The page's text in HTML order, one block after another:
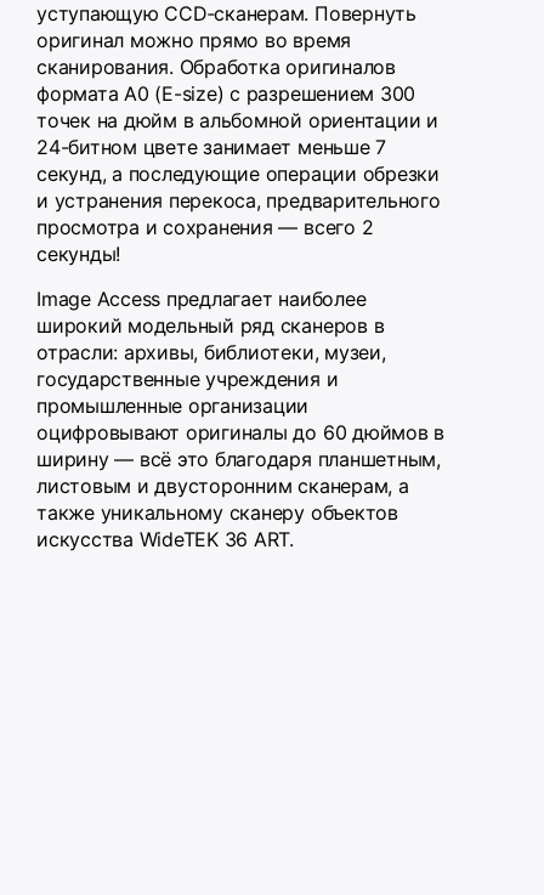
уступающую CCD‑сканерам. Повернуть
оригинал можно прямо во время
сканирования. Обработка оригиналов
формата A0 (E-size) с разрешением 300
точек на дюйм в альбомной ориентации и
24-битном цвете занимает меньше 7
секунд, а последующие операции обрезки
и устранения перекоса, предварительного
просмотра и сохранения — всего 2
секунды!
Image Access предлагает наиболее
широкий модельный ряд сканеров в
отрасли: архивы, библиотеки, музеи,
государственные учреждения и
промышленные организации
оцифровывают оригиналы до 60 дюймов в
ширину — всё это благодаря планшетным,
листовым и двусторонним сканерам, а
также уникальному сканеру объектов
искусства WideTEK 36 ART.